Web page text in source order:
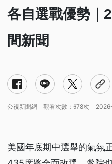
各自選戰優勢｜
間新聞
公視新聞網 觀看次數：678次
美國年底期中選舉的氣氛